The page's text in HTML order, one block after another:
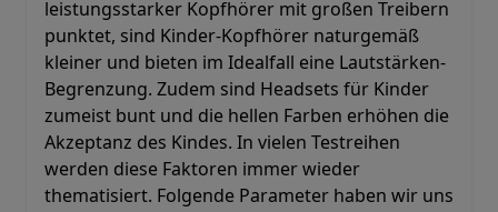
leistungsstarker Kopfhörer mit großen Treibern
punktet, sind Kinder-Kopfhörer naturgemäß
kleiner und bieten im Idealfall eine Lautstärken-
Begrenzung. Zudem sind Headsets für Kinder
zumeist bunt und die hellen Farben erhöhen die
Akzeptanz des Kindes. In vielen Testreihen
werden diese Faktoren immer wieder
thematisiert. Folgende Parameter haben wir uns